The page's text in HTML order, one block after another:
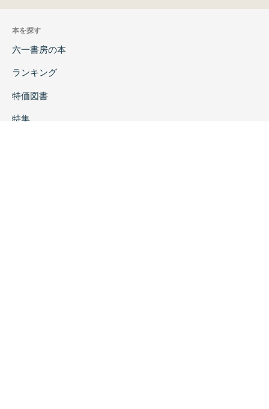
めぐって…… 髙倉 純
2.湧別技法による細石刃の形態と製作技術研
―…… 青木要祐
3.東北地方の「北方系細石刃石器群」をめぐ
本を探す
六一書房の本
ランキング
特価図書
特集